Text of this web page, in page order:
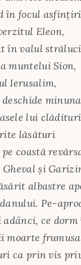
în focul
Eleon,
în valul
muntelui Sion,
Ierusalim,
lui clădituri
lăsături
pe coastă
Gheval și
albastre
Pe-
adânci, ce
moarte
ca prin vis